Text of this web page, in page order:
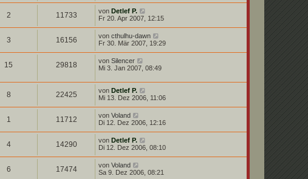
2 11733 von Detlef P.
Fr 20. Apr 2007, 12:15
3 16156 von cthulhu-dawn
Fr 30. Mär 2007, 19:29
15 29818 von Silencer
Mi 3. Jan 2007, 08:49
8 22425 von Detlef P.
Mi 13. Dez 2006, 11:06
1 11712 von Voland
Di 12. Dez 2006, 12:16
4 14290 von Detlef P.
Di 12. Dez 2006, 08:10
6 17474 von Voland
Sa 9. Dez 2006, 08:21